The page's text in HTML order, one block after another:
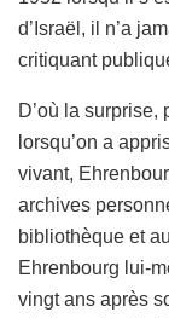
d’Israël, il n’a
critiquant
D’où la surprise,
lorsqu’on a
vivant,
archives
bibliothèque et
Ehrenbourg lui-
vingt ans après